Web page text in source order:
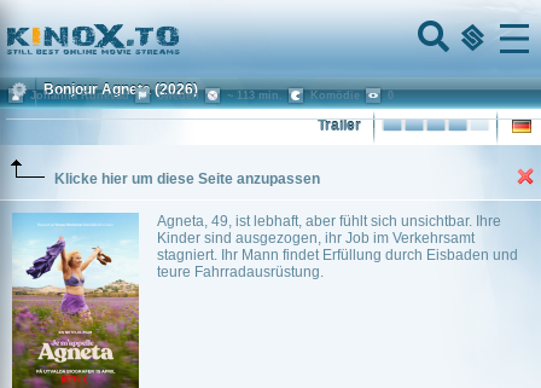
Home
Menu
Bonjour Agneta (2026)
Trailer
Klicke hier um diese Seite anzupassen
Agneta, 49, ist lebhaft, aber fühlt sich unsichtbar. Ihre
Kinder sind ausgezogen, ihr Job im Verkehrsamt
stagniert. Ihr Mann findet Erfüllung durch Eisbaden und
teure Fahrradausrüstung.
Johanna Runevad Sweden ~ 113 min. Komödie 0